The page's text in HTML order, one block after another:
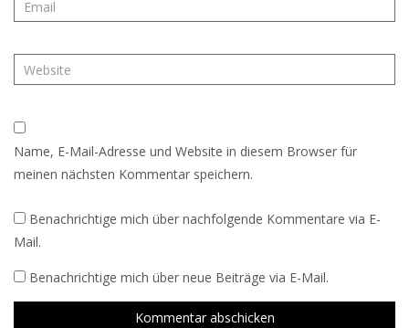
Name, E-Mail-Adresse und Website in diesem Browser für
meinen nächsten Kommentar speichern.
Benachrichtige mich über nachfolgende Kommentare via E-
Mail.
Benachrichtige mich über neue Beiträge via E-Mail.